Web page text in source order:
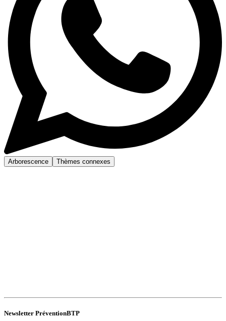
Arborescence Thèmes connexes
Newsletter PréventionBTP